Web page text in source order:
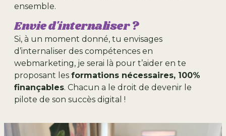
ensemble.
Envie d'internaliser ?
Si, à un moment donné, tu envisages
d’internaliser des compétences en
webmarketing, je serai là pour t’aider en te
proposant les formations nécessaires, 100%
finançables. Chacun a le droit de devenir le
pilote de son succès digital !